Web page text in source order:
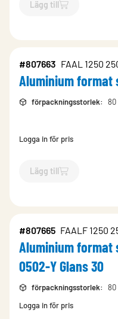
Lägg till
`$Lägg till
#807663 FAAL 1250
Aluminium format
förpackningsstorlek: 80
Logga in för pris
Lägg till
`$Lägg till
#807665 FAALF 1250
Aluminium format
0502-Y Glans 30
förpackningsstorlek:
80
Logga in för pris